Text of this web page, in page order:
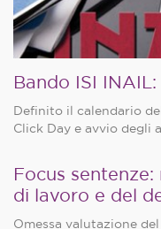
Bando ISI
Definito il calendario
Click Day e avvio degli
Focus
di lavoro e del
Omessa valutazione